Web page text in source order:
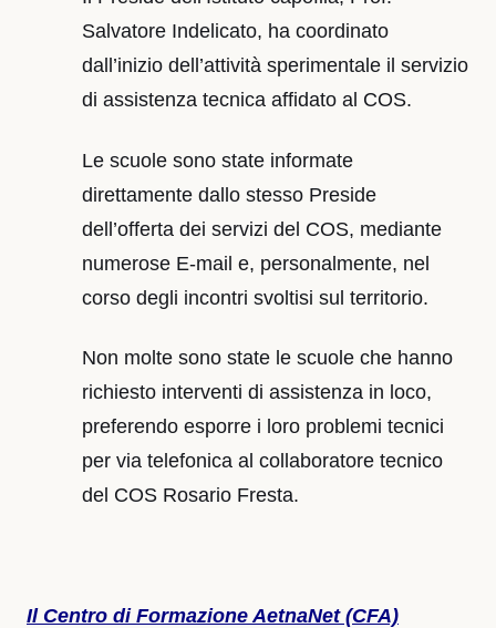
Salvatore Indelicato, ha coordinato
dall’inizio dell’attività sperimentale il servizio
di assistenza tecnica affidato al COS.
Le scuole sono state informate
direttamente dallo stesso Preside
dell’offerta dei servizi del COS, mediante
numerose E-mail e, personalmente, nel
corso degli incontri svoltisi sul territorio.
Non molte sono state le scuole che hanno
richiesto interventi di assistenza in loco,
preferendo esporre i loro problemi tecnici
per via telefonica al collaboratore tecnico
del COS Rosario Fresta.
Il Centro di Formazione AetnaNet (CFA)